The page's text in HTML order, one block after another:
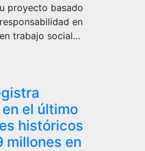
proyecto basado
en
trabajo social…
el último
históricos
millones en